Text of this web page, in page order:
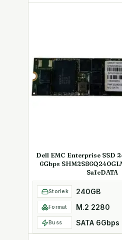
Dell EMC Enterprise SSD
6Gbps
SafeDATA
Storlek 240GB
Format M.2 2280
Buss SATA 6Gbps